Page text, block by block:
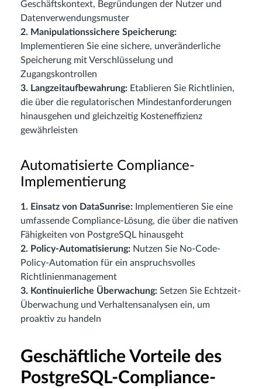
Geschäftskontext, Begründungen der Nutzer und
Datenverwendungsmuster
2. Manipulationssichere Speicherung:
Implementieren Sie eine sichere, unveränderliche
Speicherung mit Verschlüsselung und
Zugangskontrollen
3. Langzeitaufbewahrung: Etablieren Sie Richtlinien,
die über die regulatorischen Mindestanforderungen
hinausgehen und gleichzeitig Kosteneffizienz
gewährleisten
Automatisierte Compliance-
Implementierung
1. Einsatz von DataSunrise: Implementieren Sie eine
umfassende Compliance-Lösung, die über die nativen
Fähigkeiten von PostgreSQL hinausgeht
2. Policy-Automatisierung: Nutzen Sie No-Code-
Policy-Automation für ein anspruchsvolles
Richtlinienmanagement
3. Kontinuierliche Überwachung: Setzen Sie Echtzeit-
Überwachung und Verhaltensanalysen ein, um
proaktiv zu handeln
Geschäftliche Vorteile des
PostgreSQL-Compliance-